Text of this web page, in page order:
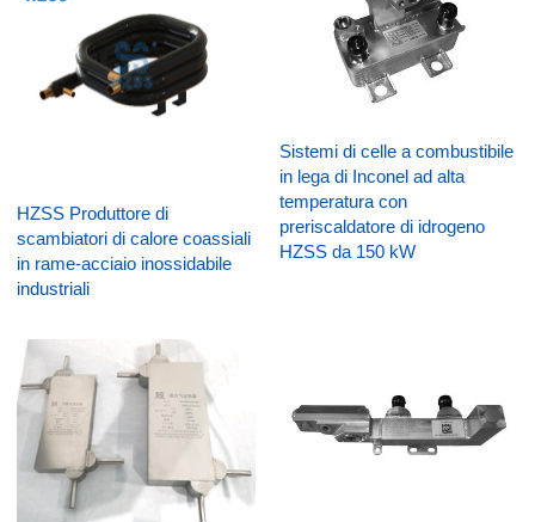
HZSS Produttore di
scambiatori di calore coassiali
in rame-acciaio inossidabile
industriali
Sistemi di celle a combustibile
in lega di Inconel ad alta
temperatura con
preriscaldatore di idrogeno
HZSS da 150 kW